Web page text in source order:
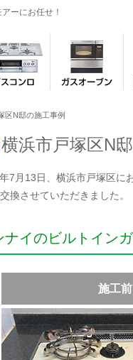
ーにお任せ！
区N邸の施工事例
横浜市戸塚区N
7月13日、横浜市戸塚区に
換させていただきました。
ナイのビルトイン
施工前